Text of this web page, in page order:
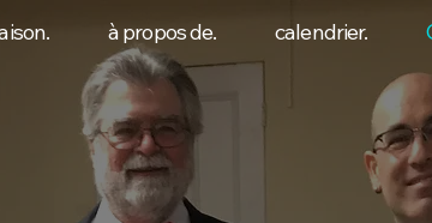
à propos de. calendrier.